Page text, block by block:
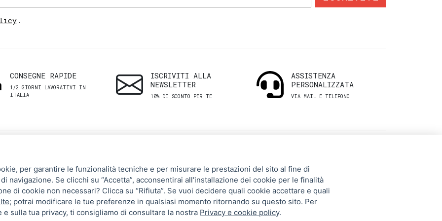
.
CONSEGNE RAPIDE
1/2 GIORNI LAVORATIVI IN
ITALIA
ISCRIVITI ALLA
NEWSLETTER
10% DI SCONTO PER TE
ASSISTENZA
PERSONALIZZATA
VIA MAIL E TELEFONO
Uomo
Donna
Brand
CLIENTI
Termini e Condizioni
Spedizioni e resi
UTILI
Storia
Gift Card
per garantire le funzionalità tecniche e per misurare le prestazioni del sito al fine di
navigazione. Se clicchi su “Accetta”, acconsentirai all'installazione dei cookie per le finalità
di cookie non necessari? Clicca su “Rifiuta”. Se vuoi decidere quali cookie accettare e quali
; potrai modificare le tue preferenze in qualsiasi momento ritornando su questo sito. Per
sulla tua privacy, ti consigliamo di consultare la nostra Privacy e cookie policy.